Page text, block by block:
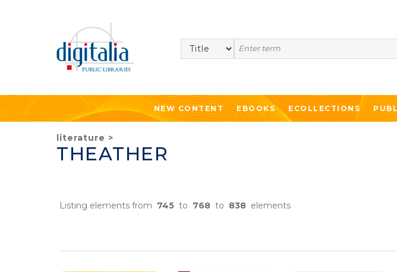
Search
NEW CONTENT EBOOKS ECOLLECTIONS
literature >
THEATHER
Listing elements from 745 to 768 to 838 elements